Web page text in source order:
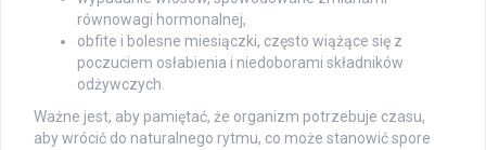
równowagi hormonalnej,
obfite i bolesne miesiączki, często wiążące się z
poczuciem osłabienia i niedoborami składników
odżywczych.
Ważne jest, aby pamiętać, że organizm potrzebuje czasu,
aby wrócić do naturalnego rytmu, co może stanowić spore